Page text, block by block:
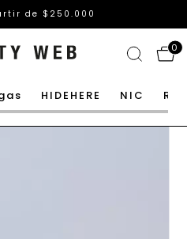
de $250.000
0
HIDEHERE NIC